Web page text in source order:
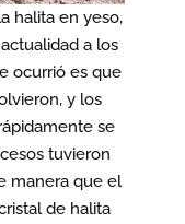
halita en yeso,
a los
ocurrió es que
y los
se
tuvieron
manera que el
de halita